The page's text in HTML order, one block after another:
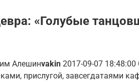
«Голубые
Алешинvakin 2017-09-07
прислугой, завсегдатаями